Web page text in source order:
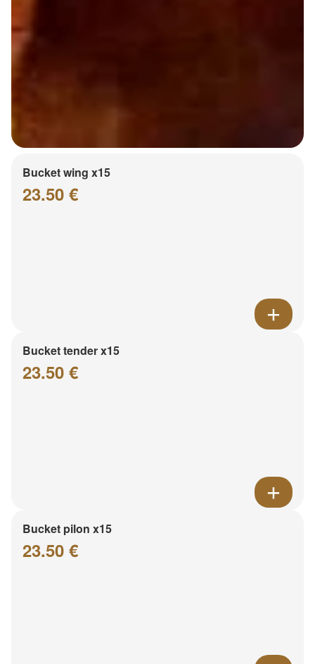
Bucket wing x15
23.50 €
Bucket tender x15
23.50 €
Bucket pilon x15
23.50 €